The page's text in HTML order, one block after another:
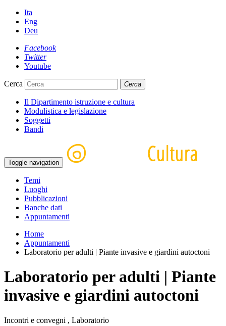
Ita
Eng
Deu
Facebook
Twitter
Youtube
Cerca Cerca
Il Dipartimento istruzione e cultura
Modulistica e legislazione
Soggetti
Bandi
Toggle navigation
Temi
Luoghi
Pubblicazioni
Banche dati
Appuntamenti
Home
Appuntamenti
Laboratorio per adulti | Piante invasive e giardini autoctoni
Laboratorio per adulti | Piante
invasive e giardini autoctoni
Incontri e convegni , Laboratorio